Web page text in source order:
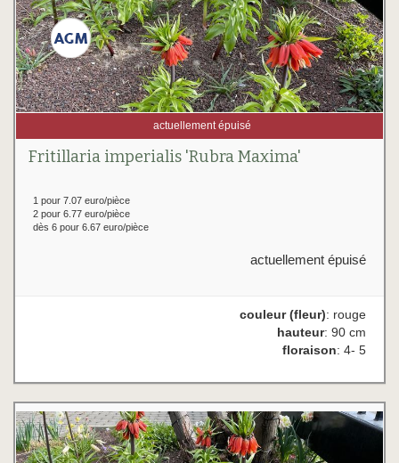
actuellement épuisé
Fritillaria imperialis 'Rubra Maxima'
1 pour 7.07 euro/pièce
2 pour 6.77 euro/pièce
dès 6 pour 6.67 euro/pièce
actuellement épuisé
couleur (fleur): rouge
hauteur: 90 cm
floraison: 4- 5